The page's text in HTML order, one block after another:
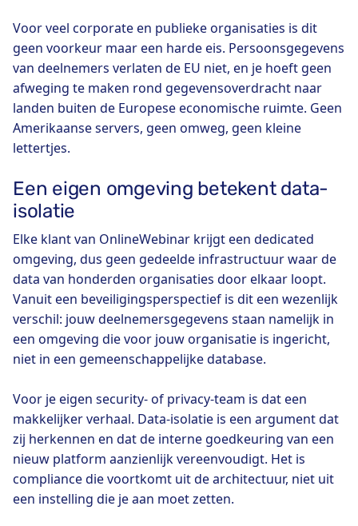
Voor veel corporate en publieke organisaties is dit
geen voorkeur maar een harde eis. Persoonsgegevens
van deelnemers verlaten de EU niet, en je hoeft geen
afweging te maken rond gegevensoverdracht naar
landen buiten de Europese economische ruimte. Geen
Amerikaanse servers, geen omweg, geen kleine
lettertjes.
Een eigen omgeving betekent data-
isolatie
Elke klant van OnlineWebinar krijgt een dedicated
omgeving, dus geen gedeelde infrastructuur waar de
data van honderden organisaties door elkaar loopt.
Vanuit een beveiligingsperspectief is dit een wezenlijk
verschil: jouw deelnemersgegevens staan namelijk in
een omgeving die voor jouw organisatie is ingericht,
niet in een gemeenschappelijke database.
Voor je eigen security- of privacy-team is dat een
makkelijker verhaal. Data-isolatie is een argument dat
zij herkennen en dat de interne goedkeuring van een
nieuw platform aanzienlijk vereenvoudigt. Het is
compliance die voortkomt uit de architectuur, niet uit
een instelling die je aan moet zetten.